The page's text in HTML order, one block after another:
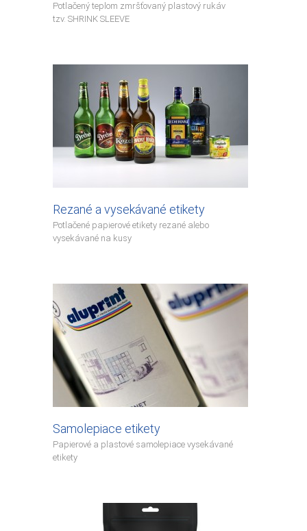
Potlačený teplom zmršťovaný plastový rukáv
tzv. SHRINK SLEEVE
Rezané a vysekávané etikety
Potlačené papierové etikety rezané alebo
vysekávané na kusy
Samolepiace etikety
Papierové a plastové samolepiace vysekávané
etikety